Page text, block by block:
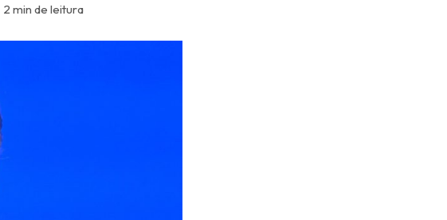
2 min de leitura